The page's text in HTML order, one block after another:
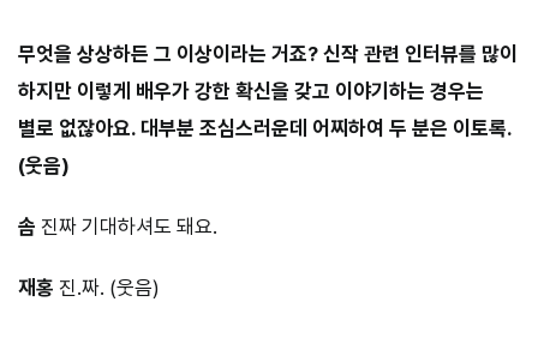
무엇을 상상하든 그 이상이라는 거죠? 신작 관련 인터뷰를 많이
하지만 이렇게 배우가 강한 확신을 갖고 이야기하는 경우는
별로 없잖아요. 대부분 조심스러운데 어찌하여 두 분은 이토록.
(웃음)
솜 진짜 기대하셔도 돼요.
재홍 진.짜. (웃음)